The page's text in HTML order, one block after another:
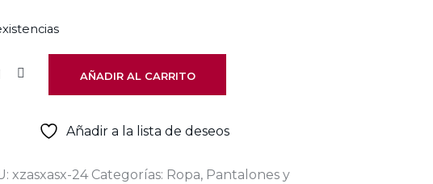
AÑADIR AL CARRITO
Añadir a la lista de deseos
xzasxasx-24 Categorías: Ropa, Pantalones y